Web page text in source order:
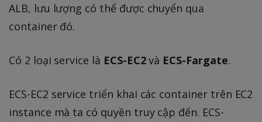
ALB, lưu lượng có thể được chuyển qua
container đó.
Có 2 loại service là ECS-EC2và ECS-Fargate.
ECS-EC2 service triển khai các container trên EC2
instance mà ta có quyền truy cập đến. ECS-